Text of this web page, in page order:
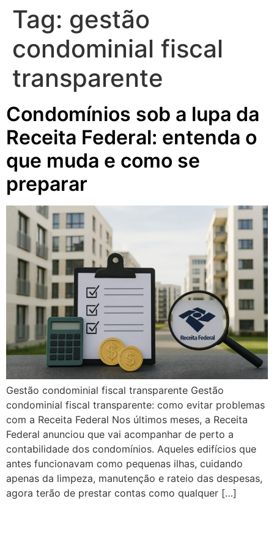
Tag: gestão
condominial fiscal
transparente
Condomínios sob a lupa da
Receita Federal: entenda o
que muda e como se
preparar
Gestão condominial fiscal transparente Gestão
condominial fiscal transparente: como evitar problemas
com a Receita Federal Nos últimos meses, a Receita
Federal anunciou que vai acompanhar de perto a
contabilidade dos condomínios. Aqueles edifícios que
antes funcionavam como pequenas ilhas, cuidando
apenas da limpeza, manutenção e rateio das despesas,
agora terão de prestar contas como qualquer […]